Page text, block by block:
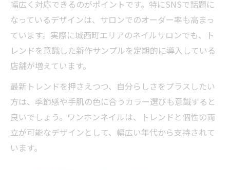
幅広く対応できるのがポイントです。特にSNSで話題に
なっているデザインは、サロンでのオーダー率も高まっ
ています。実際に城西町エリアのネイルサロンでも、ト
レンドを意識した新作サンプルを定期的に導入している
店舗が増えています。
最新トレンドを押さえつつ、自分らしさをプラスしたい
方は、季節感や手肌の色に合うカラー選びも意識すると
良いでしょう。ワンホンネイルは、トレンドと個性の両
立が可能なデザインとして、幅広い年代から支持されて
います。